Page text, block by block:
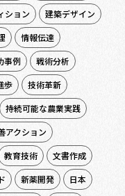
ション
建築デザイン
情報伝達
事例
戦術分析
歩
技術革新
持続可能な農業実践
アクション
教育技術
文書作成
新薬開発
日本